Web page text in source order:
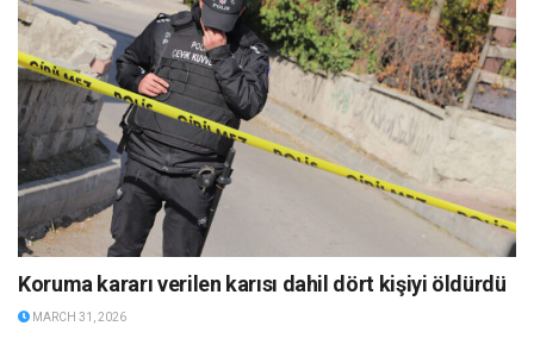
Koruma kararı verilen karısı dahil dört kişiyi öldürdü
MARCH 31, 2026